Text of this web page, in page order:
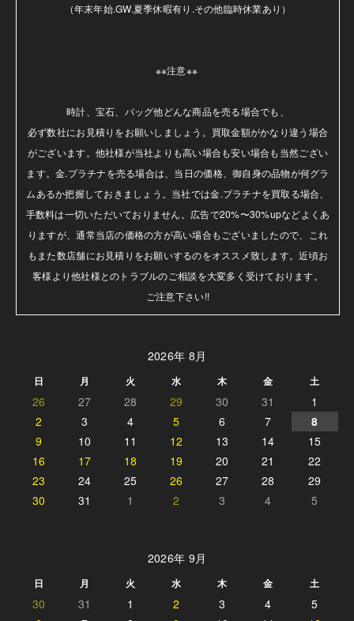
（年末年始.GW.夏季休暇有り.その他臨時休業あり）
※※注意※※
時計、宝石、バッグ他どんな商品を売る場合でも、
必ず数社にお見積りをお願いしましょう。買取金額がかなり違う場合
がございます。他社様が当社よりも高い場合も安い場合も当然ござい
ます。金.プラチナを売る場合は、当日の価格、御自身の品物が何グラ
ムあるか把握しておきましょう。当社では金.プラチナを買取る場合、
手数料は一切いただいておりません。広告で20%〜30%upなどよくあ
りますが、通常当店の価格の方が高い場合もございましたので、これ
もまた数店舗にお見積りをお願いするのをオススメ致します。近頃お
客様より他社様とのトラブルのご相談を大変多く受けております。
ご注意下さい!!
2026年 8月
日 月 火 水 木 金 土
26 27 28 29 30 31
1
2
3 4 5 6 7
8
9
10 11 12 13 14
15
16
17 18 19 20 21
22
23
24 25 26 27 28
29
30
31 1 2 3 4 5
2026年 9月
日 月 火 水 木 金 土
30 31 1 2 3 4
5